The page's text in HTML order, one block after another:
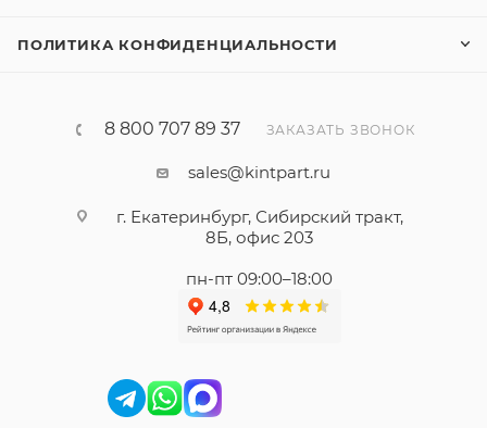
ПОЛИТИКА КОНФИДЕНЦИАЛЬНОСТИ
8 800 707 89 37 ЗАКАЗАТЬ ЗВОНОК
sales@kintpart.ru
г. Екатеринбург, Сибирский тракт,
8Б, офис 203
пн-пт 09:00–18:00